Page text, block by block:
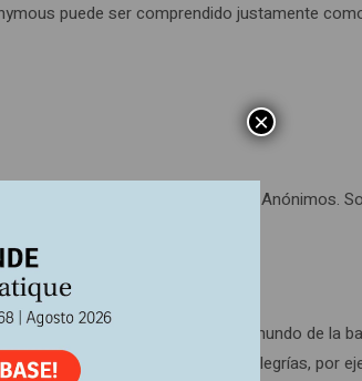
puede ser comprendido justamente
El conocimiento es libre. Somos Anónimos.
la sociedad del espectáculo, al mundo de la
sus pesares y pequeñas alegrías, por
×